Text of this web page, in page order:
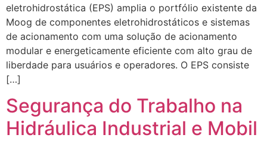
eletrohidrostática (EPS) amplia o portfólio existente da
Moog de componentes eletrohidrostáticos e sistemas
de acionamento com uma solução de acionamento
modular e energeticamente eficiente com alto grau de
liberdade para usuários e operadores. O EPS consiste
[…]
Segurança do Trabalho na
Hidráulica Industrial e Mobil